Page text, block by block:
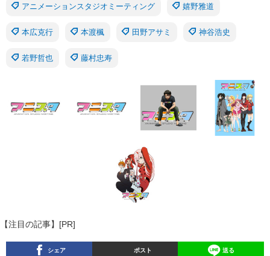
アニメーションスタジオミーティング 嬉野雅道
本広克行 本渡楓 田野アサミ 神谷浩史
若野哲也 藤村忠寿
【注目の記事】[PR]
シェア ポスト 送る